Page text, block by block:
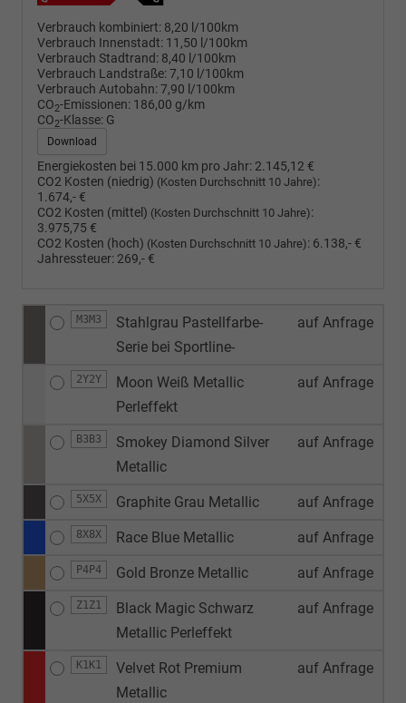
Verbrauch kombiniert: 8,20 l/100km
Verbrauch Innenstadt: 11,50 l/100km
Verbrauch Stadtrand: 8,40 l/100km
Verbrauch Landstraße:7,10 l/100km
Verbrauch Autobahn:7,90 l/100km
CO2-Emissionen: 186,00 g/km
CO2-Klasse: G
Download
Energiekosten bei 15.000 km pro Jahr: 2.145,12 €
CO2 Kosten (niedrig) (Kosten Durchschnitt 10 Jahre):
1.674,- €
CO2 Kosten (mittel) (Kosten Durchschnitt 10 Jahre):
3.975,75 €
CO2 Kosten (hoch) (Kosten Durchschnitt 10 Jahre): 6.138,- €
Jahressteuer: 269,- €
M3M3
Stahlgrau Pastellfarbe-
Serie bei Sportline-
auf Anfrage
2Y2Y
Moon Weiß Metallic
Perleffekt
auf Anfrage
B3B3
Smokey Diamond Silver
Metallic
auf Anfrage
5X5X Graphite Grau Metallic auf Anfrage
8X8X Race Blue Metallic auf Anfrage
P4P4 Gold Bronze Metallic auf Anfrage
Z1Z1
Black Magic Schwarz
Metallic Perleffekt
auf Anfrage
K1K1
Velvet Rot Premium
Metallic
auf Anfrage